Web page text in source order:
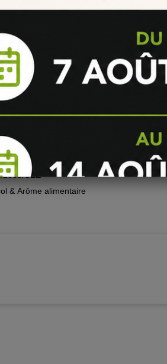
essentielles pour fabriquer soi-même
facilement ses e-
une conservation à long terme de
température basse ... toutes les
16°C
2008/CEE
& Arôme alimentaire